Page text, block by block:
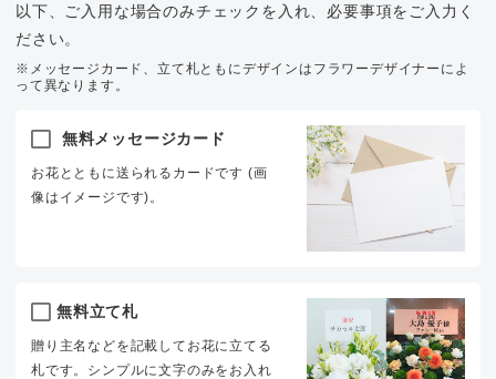
以下、ご入用な場合のみチェックを入れ、必要事項をご入力く
ださい。
※メッセージカード、立て札ともにデザインはフラワーデザイナーによ
って異なります。
無料メッセージカード
お花とともに送られるカードです (画
像はイメージです)。
無料立て札
贈り主名などを記載してお花に立てる
札です。シンプルに文字のみをお入れ